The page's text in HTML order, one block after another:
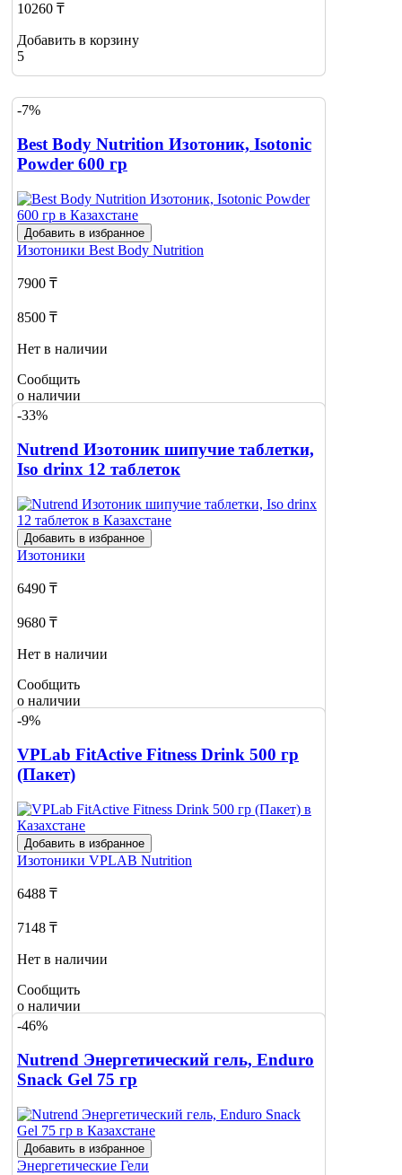
10260 ₸
Добавить в корзину
5
-7%
Best Body Nutrition Изотоник, Isotonic
Powder 600 гр
Добавить в избранное
Изотоники Best Body Nutrition
7900 ₸
8500 ₸
Нет в наличии
Сообщить
о наличии
-33%
Nutrend Изотоник шипучие таблетки,
Iso drinx 12 таблеток
Добавить в избранное
Изотоники
6490 ₸
9680 ₸
Нет в наличии
Сообщить
о наличии
-9%
VPLab FitActive Fitness Drink 500 гр
(Пакет)
Добавить в избранное
Изотоники VPLAB Nutrition
6488 ₸
7148 ₸
Нет в наличии
Сообщить
о наличии
-46%
Nutrend Энергетический гель, Enduro
Snack Gel 75 гр
Добавить в избранное
Энергетические Гели